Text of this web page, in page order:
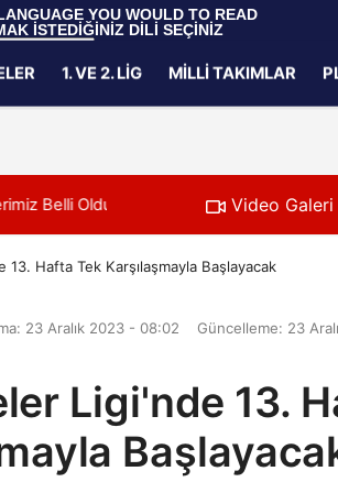
YOU WOULD TO READ
İSTEDİĞİNİZ DİLİ SEÇİNİZ
1. VE 2. LIG MILLI TAKIMLAR
11:24 Filenin
Video Galeri
Hafta Tek Karşılaşmayla Başlayacak
23 Aralık 2023 - 08:02 Güncelleme: 23
Ligi'nde 13.